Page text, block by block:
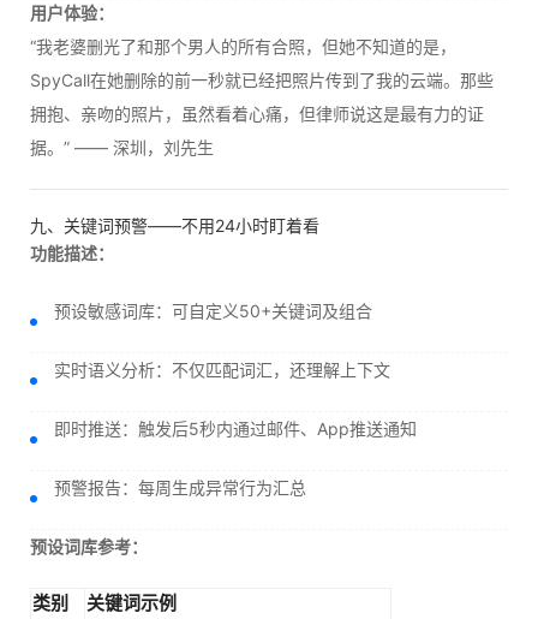
用户体验：
“我老婆删光了和那个男人的所有合照，但她不知道的是，
SpyCall在她删除的前一秒就已经把照片传到了我的云端。那些
拥抱、亲吻的照片，虽然看着心痛，但律师说这是最有力的证
据。” —— 深圳，刘先生
九、关键词预警——不用24小时盯着看
功能描述：
预设敏感词库：可自定义50+关键词及组合
实时语义分析：不仅匹配词汇，还理解上下文
即时推送：触发后5秒内通过邮件、App推送通知
预警报告：每周生成异常行为汇总
预设词库参考：
类别 关键词示例